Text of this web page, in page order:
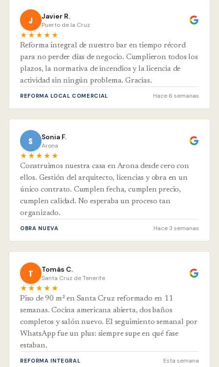
J Javier R.
Puerto de la Cruz
★★★★★
Reforma integral de nuestro bar en tiempo récord
para no perder días de negocio. Cumplieron todos los
plazos, la normativa de incendios y la licencia de
actividad sin ningún problema. Gracias.
REFORMA LOCAL COMERCIAL Hace 6 semanas
S Sonia F.
Arona
★★★★★
Construimos nuestra casa en Arona desde cero con
ellos. Gestión del arquitecto, licencias y obra en un
único contrato. Cumplen fecha, cumplen precio,
cumplen calidad. No esperaba un proceso tan
organizado.
OBRA NUEVA Hace 3 semanas
T Tomás C.
Santa Cruz de Tenerife
★★★★★
Piso de 90 m² en Santa Cruz reformado en 11
semanas. Cocina americana abierta, dos baños
completos y salón nuevo. El seguimiento semanal por
WhatsApp fue un plus: siempre supe en qué fase
estaban.
REFORMA INTEGRAL Esta semana